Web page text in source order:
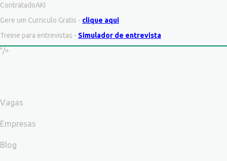
ContratadoAKI
Gere um Curriculo Gratis - clique aqui
Treine para entrevistas - Simulador de entrevista
"/>
Vagas
Empresas
Blog